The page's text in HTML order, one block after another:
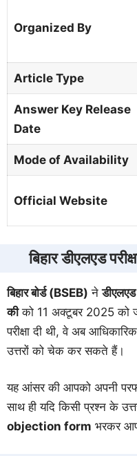
Organized By
Article Type
Answer Key Release
Date
Mode of Availability
Official Website
बिहार डीएलएड
बिहार बोर्ड (BSEB) ने
कीको 11 अक्टूबर 2025 को
परीक्षा दी थी, वे अब
उत्तरों को चेक कर सकते हैं।
यह आंसर की आपको अपनी
साथ ही यदि किसी प्रश्न के
objection form भरकर